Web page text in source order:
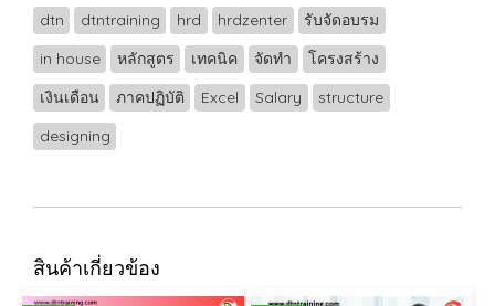
dtn dtntraining hrd hrdzenter
รับจัดอบรม
in house
หลักสูตร เทคนิค จัดทำ
โครงสร้าง
เงินเดือน
ภาคปฏิบัติ Excel Salary
structure
designing
สินค้าเกี่ยวข้อง